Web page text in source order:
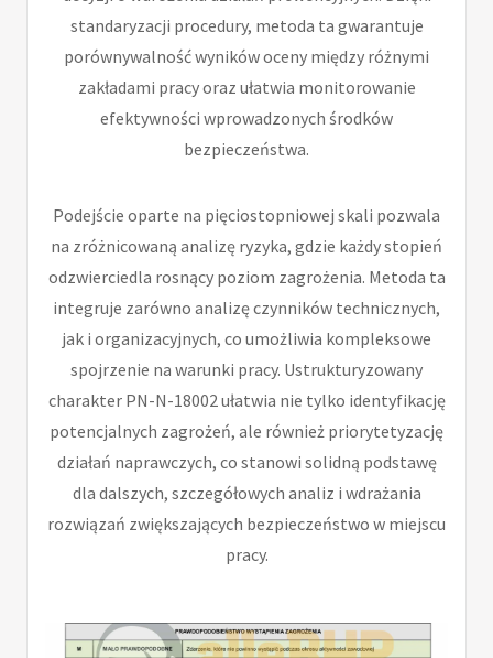
standaryzacji procedury, metoda ta gwarantuje
porównywalność wyników oceny między różnymi
zakładami pracy oraz ułatwia monitorowanie
efektywności wprowadzonych środków
bezpieczeństwa.
Podejście oparte na pięciostopniowej skali pozwala
na zróżnicowaną analizę ryzyka, gdzie każdy stopień
odzwierciedla rosnący poziom zagrożenia. Metoda ta
integruje zarówno analizę czynników technicznych,
jak i organizacyjnych, co umożliwia kompleksowe
spojrzenie na warunki pracy. Ustrukturyzowany
charakter PN-N-18002 ułatwia nie tylko identyfikację
potencjalnych zagrożeń, ale również priorytetyzację
działań naprawczych, co stanowi solidną podstawę
dla dalszych, szczegółowych analiz i wdrażania
rozwiązań zwiększających bezpieczeństwo w miejscu
pracy.